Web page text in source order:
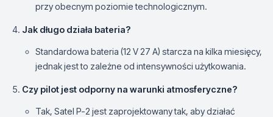
przy obecnym poziomie technologicznym.
Jak długo działa bateria?
Standardowa bateria (12 V 27 A) starcza na kilka miesięcy,
jednak jest to zależne od intensywności użytkowania.
Czy pilot jest odporny na warunki atmosferyczne?
Tak, Satel P-2 jest zaprojektowany tak, aby działać